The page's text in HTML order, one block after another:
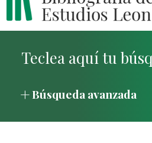
Búsqueda avanzada